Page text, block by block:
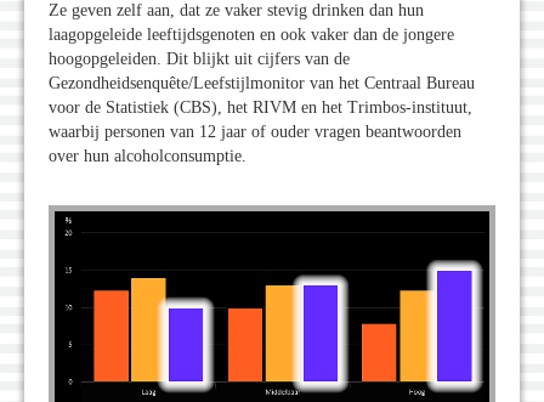
Ze geven zelf aan, dat ze vaker stevig drinken dan hun
laagopgeleide leeftijdsgenoten en ook vaker dan de jongere
hoogopgeleiden. Dit blijkt uit cijfers van de
Gezondheidsenquête/Leefstijlmonitor van het Centraal Bureau
voor de Statistiek (CBS), het RIVM en het Trimbos-instituut,
waarbij personen van 12 jaar of ouder vragen beantwoorden
over hun alcoholconsumptie.